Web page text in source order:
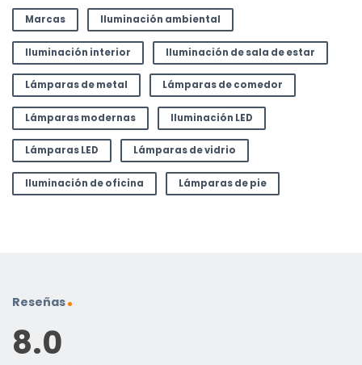
Marcas Iluminación ambiental
Iluminación interior Iluminación de sala de estar
Lámparas de metal Lámparas de comedor
Lámparas modernas Iluminación LED
Lámparas LED Lámparas de vidrio
Iluminación de oficina Lámparas de pie
Reseñas
8.0